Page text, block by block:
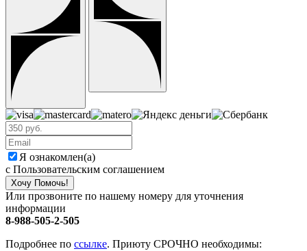
Я ознакомлен(а)
с Пользовательским соглашением
Хочу Помочь!
Или прозвоните по нашему номеру для уточнения
информации
8-988-505-2-505
Подробнее по ссылке. Приюту СРОЧНО необходимы: